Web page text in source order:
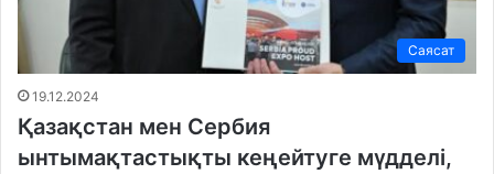
Саясат
19.12.2024
Қазақстан мен Сербия
ынтымақтастықты кеңейтуге мүдделі,